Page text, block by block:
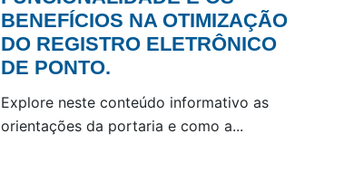
BENEFÍCIOS NA OTIMIZAÇÃO
DO REGISTRO ELETRÔNICO
DE PONTO.
Explore neste conteúdo informativo as
orientações da portaria e como a...